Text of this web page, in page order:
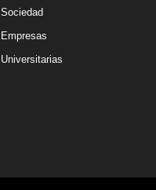
Sociedad
Empresas
Universitarias